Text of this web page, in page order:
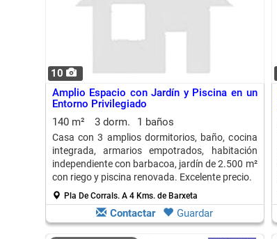
10
Amplio Espacio con Jardín y Piscina en un
Entorno Privilegiado
140 m²
3 dorm. 1 baños
Casa con 3 amplios dormitorios, baño, cocina
integrada, armarios empotrados, habitación
independiente con barbacoa, jardín de 2.500 m²
con riego y piscina renovada. Excelente precio.
Pla De Corrals. A 4 Kms. de Barxeta
Contactar Guardar